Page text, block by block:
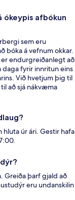
ókeypis afbókun
sem eru
bóka á vefnum okkar.
endurgreiðanlegt að
fyrir innritun eins
Við hvetjum þig til
að sjá nákvæma
hluta úr ári. Gestir hafa
Greiða þarf gjald að
eru undanskilin